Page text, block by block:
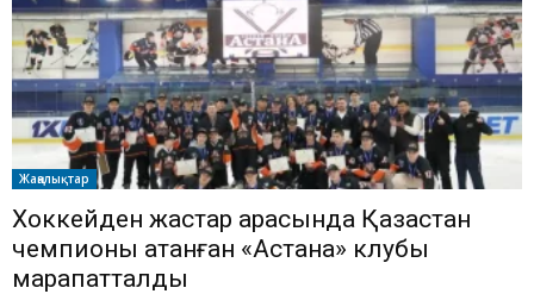
Жаңалықтар
Хоккейден жастар арасында Қазақстан
чемпионы атанған «Астана» клубы
марапатталды